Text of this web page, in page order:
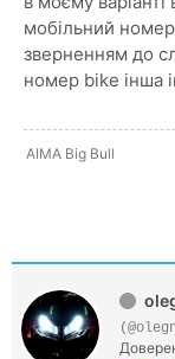
мобільний
зверненням до
номер bike інша
AIMA Big Bull